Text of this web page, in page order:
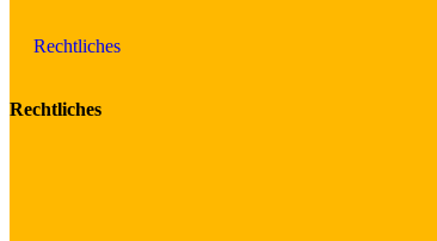
Rechtliches
Rechtliches